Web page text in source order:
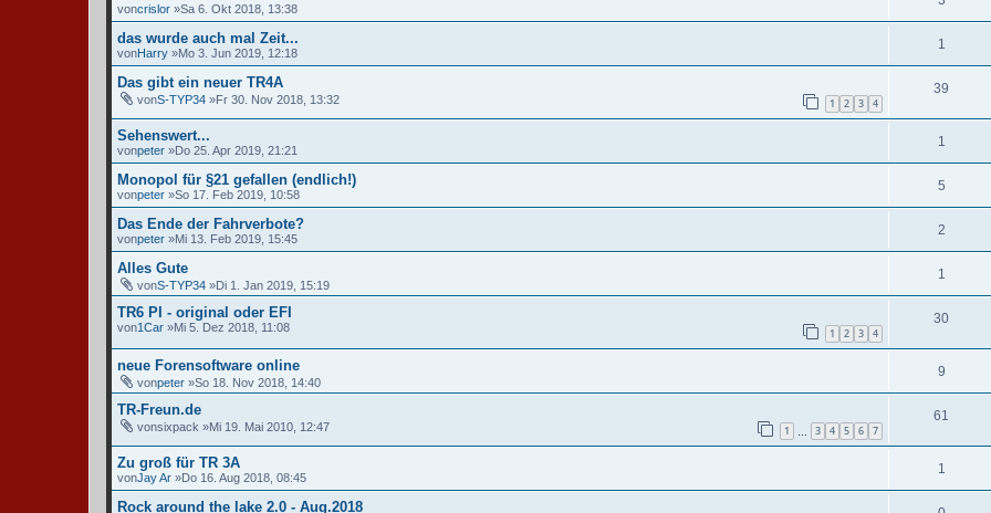
voncrislor »Sa 6. Okt 2018, 13:38
das wurde auch mal Zeit...
vonHarry »Mo 3. Jun 2019, 12:18
1
Das gibt ein neuer TR4A
vonS-TYP34 »Fr 30. Nov 2018, 13:32 1 2 3 4
39
Sehenswert...
vonpeter »Do 25. Apr 2019, 21:21
1
Monopol für §21 gefallen (endlich!)
vonpeter »So 17. Feb 2019, 10:58
5
Das Ende der Fahrverbote?
vonpeter »Mi 13. Feb 2019, 15:45
2
Alles Gute
vonS-TYP34 »Di 1. Jan 2019, 15:19
1
TR6 PI - original oder EFI
von1Car »Mi 5. Dez 2018, 11:08 1 2 3 4
30
neue Forensoftware online
vonpeter »So 18. Nov 2018, 14:40
9
TR-Freun.de
vonsixpack »Mi 19. Mai 2010, 12:47 1 … 3 4 5 6 7
61
Zu groß für TR 3A
vonJay Ar »Do 16. Aug 2018, 08:45
1
Rock around the lake 2.0 - Aug.2018